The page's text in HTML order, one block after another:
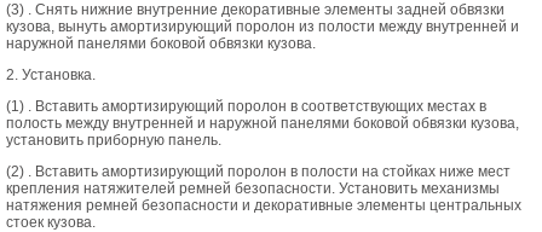
(3) . Снять нижние внутренние декоративные элементы задней обвязки
кузова, вынуть амортизирующий поролон из полости между внутренней и
наружной панелями боковой обвязки кузова.
2. Установка.
(1) . Вставить амортизирующий поролон в соответствующих местах в
полость между внутренней и наружной панелями боковой обвязки кузова,
установить приборную панель.
(2) . Вставить амортизирующий поролон в полости на стойках ниже мест
крепления натяжителей ремней безопасности. Установить механизмы
натяжения ремней безопасности и декоративные элементы центральных
стоек кузова.